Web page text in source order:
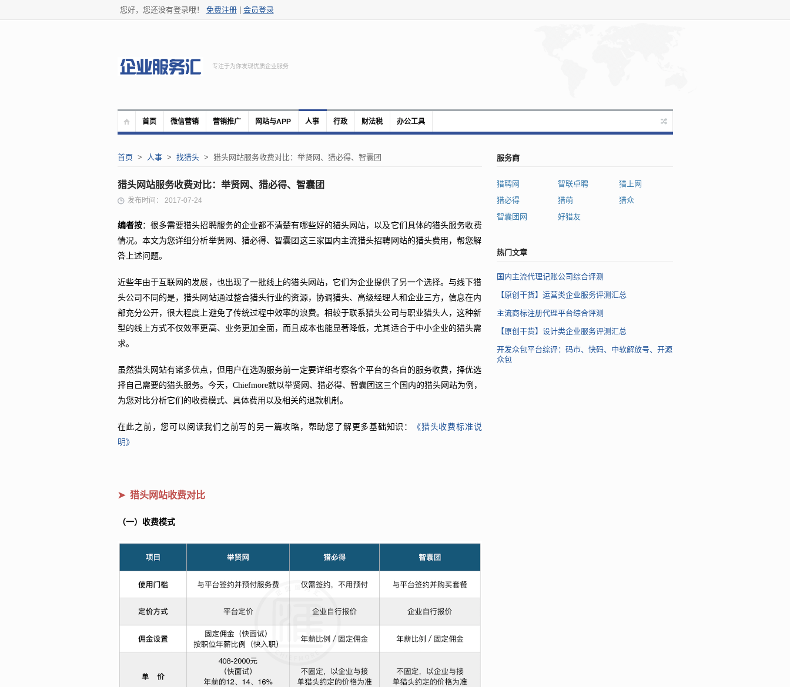
您好，您还没有登录哦！ 免费注册| 会员登录
专注于为你发现优质企业服务
首页 微信营销 营销推广 网站与APP 人事 行政 财法税 办公工具
首页> 人事> 找猎头> 猎头网站服务收费对比：举贤网、猎必得、智囊团
猎头网站服务收费对比：举贤网、猎必得、智囊团
发布时间： 2017-07-24
编者按：很多需要猎头招聘服务的企业都不清楚有哪些好的猎头网站，以及它们具体的猎头服务收费
情况。本文为您详细分析举贤网、猎必得、智囊团这三家国内主流猎头招聘网站的猎头费用，帮您解
答上述问题。
近些年由于互联网的发展，也出现了一批线上的猎头网站，它们为企业提供了另一个选择。与线下猎
头公司不同的是，猎头网站通过整合猎头行业的资源，协调猎头、高级经理人和企业三方，信息在内
部充分公开，很大程度上避免了传统过程中效率的浪费。相较于联系猎头公司与职业猎头人，这种新
型的线上方式不仅效率更高、业务更加全面，而且成本也能显著降低，尤其适合于中小企业的猎头需
求。
虽然猎头网站有诸多优点，但用户在选购服务前一定要详细考察各个平台的各自的服务收费，择优选
择自己需要的猎头服务。今天，Chiefmore就以举贤网、猎必得、智囊团这三个国内的猎头网站为例，
为您对比分析它们的收费模式、具体费用以及相关的退款机制。
在此之前，您可以阅读我们之前写的另一篇攻略，帮助您了解更多基础知识：
《猎头收费标准说
明》
➤ 猎头网站收费对比
（一）收费模式
服务商
猎聘网 智联卓聘
猎上网
猎必得
猎萌
猎众
智囊团网
好猎友
热门文章
国内主流代理记账公司综合评测
【原创干货】运营类企业服务评测汇总
主流商标注册代理平台综合评测
【原创干货】设计类企业服务评测汇总
开发众包平台综评：码市、快码、中软解放号、开源
众包